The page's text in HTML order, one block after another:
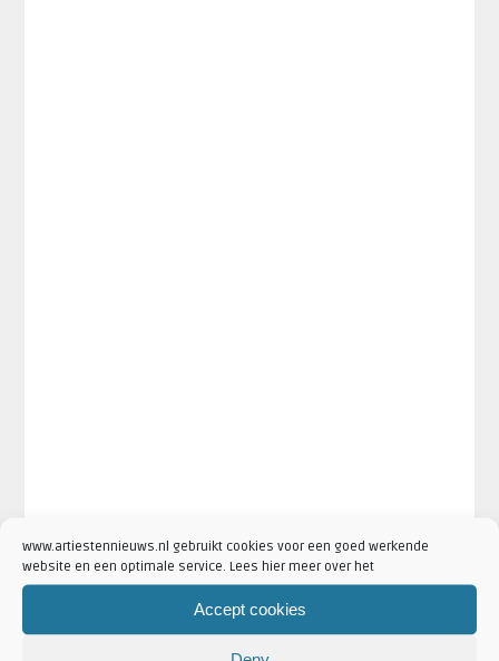
www.artiestennieuws.nl gebruikt cookies voor een goed werkende
website en een optimale service. Lees hier meer over het
Accept cookies